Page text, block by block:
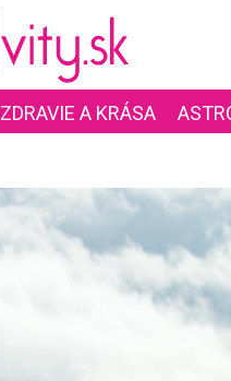
ZDRAVIE A KRÁSA